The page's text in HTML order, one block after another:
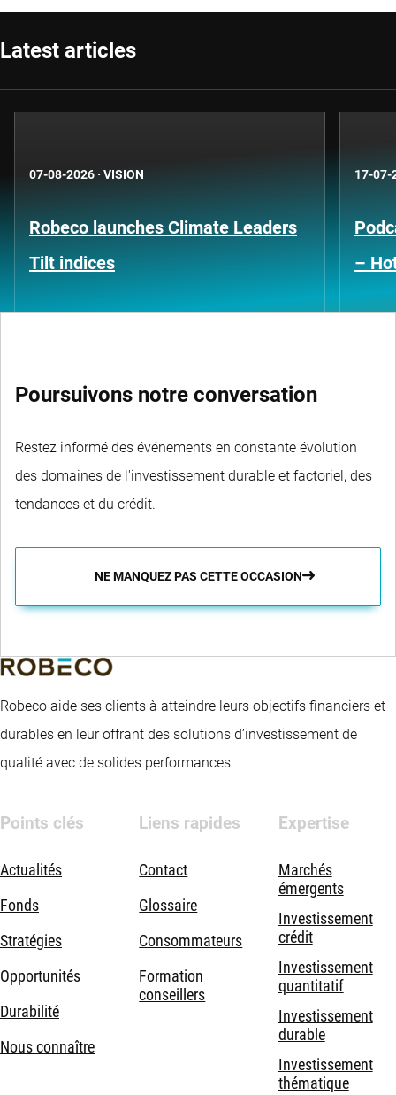
Latest articles
07-08-2026 · VISION
Robeco launches Climate Leaders
Tilt indices
17-07-
–
Poursuivons notre conversation
Restez informé des événements en constante évolution
des domaines de l'investissement durable et factoriel, des
tendances et du crédit.
NE MANQUEZ PAS CETTE OCCASION
Robeco aide ses clients à atteindre leurs objectifs financiers et
durables en leur offrant des solutions d’investissement de
qualité avec de solides performances.
Points clés
Actualités
Fonds
Stratégies
Opportunités
Durabilité
Nous connaître
Liens rapides
Contact
Glossaire
Consommateurs
Formation
conseillers
Expertise
Marchés
émergents
Investissement
crédit
Investissement
quantitatif
Investissement
durable
Investissement
thématique